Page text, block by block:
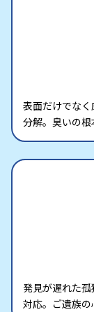
表面だけでな
分解。臭いの根
発見が遅れた
対応。ご遺族の